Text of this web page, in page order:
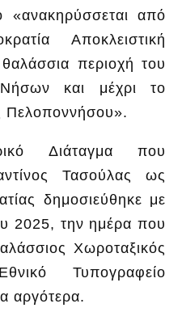
από
Αποκλειστική
περιοχή του
και μέχρι το
Πελοποννήσου».
Διάταγμα που
Τασούλας ως
δημοσιεύθηκε με
2025, την ημέρα που
Χωροταξικός
Τυπογραφείο
αργότερα.